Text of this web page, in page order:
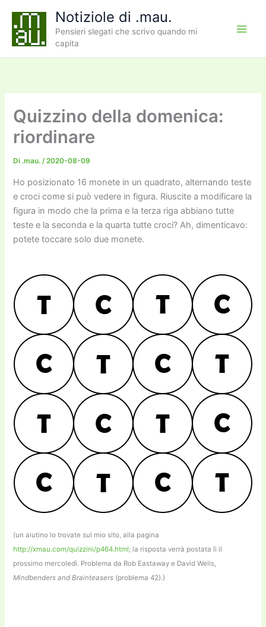
contenuto
Notiziole di .mau.
Pensieri slegati che scrivo quando mi
capita
Quizzino della domenica:
riordinare
Di .mau./2020-08-09
Ho posizionato 16 monete in un quadrato, alternando teste
e croci come si può vedere in figura. Riuscite a modificare la
figura in modo che la prima e la terza riga abbiano tutte
teste e la seconda e la quarta tutte croci? Ah, dimenticavo:
potete toccare solo due monete.
(un aiutino lo trovate sul mio sito, alla pagina
http://xmau.com/quizzini/p464.html; la risposta verrà postata lì il
prossimo mercoledì. Problema da Rob Eastaway e David Wells,
Mindbenders and Brainteasers (problema 42).)